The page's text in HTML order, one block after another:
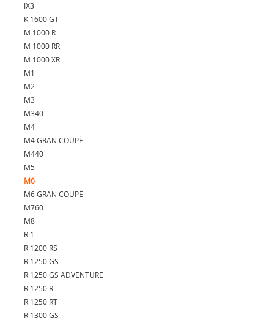
IX3
K 1600 GT
M 1000 R
M 1000 RR
M 1000 XR
M1
M2
M3
M340
M4
M4 GRAN COUPÉ
M440
M5
M6
M6 GRAN COUPÉ
M760
M8
R 1
R 1200 RS
R 1250 GS
R 1250 GS ADVENTURE
R 1250 R
R 1250 RT
R 1300 GS